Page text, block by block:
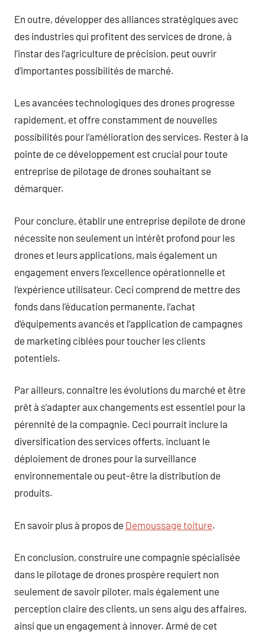
En outre, développer des alliances stratégiques avec
des industries qui profitent des services de drone, à
l’instar des l’agriculture de précision, peut ouvrir
d’importantes possibilités de marché.
Les avancées technologiques des drones progresse
rapidement, et offre constamment de nouvelles
possibilités pour l’amélioration des services. Rester à la
pointe de ce développement est crucial pour toute
entreprise de pilotage de drones souhaitant se
démarquer.
Pour conclure, établir une entreprise depilote de drone
nécessite non seulement un intérêt profond pour les
drones et leurs applications, mais également un
engagement envers l’excellence opérationnelle et
l’expérience utilisateur. Ceci comprend de mettre des
fonds dans l’éducation permanente, l’achat
d’équipements avancés et l’application de campagnes
de marketing ciblées pour toucher les clients
potentiels.
Par ailleurs, connaître les évolutions du marché et être
prêt à s’adapter aux changements est essentiel pour la
pérennité de la compagnie. Ceci pourrait inclure la
diversification des services offerts, incluant le
déploiement de drones pour la surveillance
environnementale ou peut-être la distribution de
produits.
En savoir plus à propos de Demoussage toiture.
En conclusion, construire une compagnie spécialisée
dans le pilotage de drones prospère requiert non
seulement de savoir piloter, mais également une
perception claire des clients, un sens aigu des affaires,
ainsi que un engagement à innover. Armé de cet